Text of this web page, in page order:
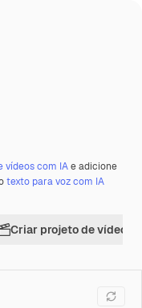
vídeos com IAe adicione
texto para voz com IA
Criar projeto de vídeo